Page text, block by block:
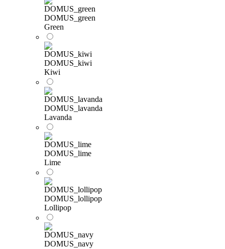
DOMUS_green
Green
DOMUS_kiwi
Kiwi
DOMUS_lavanda
Lavanda
DOMUS_lime
Lime
DOMUS_lollipop
Lollipop
DOMUS_navy